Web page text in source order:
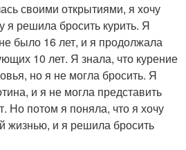
своими открытиями, я хочу
я решила бросить курить. Я
было 16 лет, и я продолжала
10 лет. Я знала, что курение
но я не могла бросить. Я
и я не могла представить
Но потом я поняла, что я хочу
жизнью, и я решила бросить